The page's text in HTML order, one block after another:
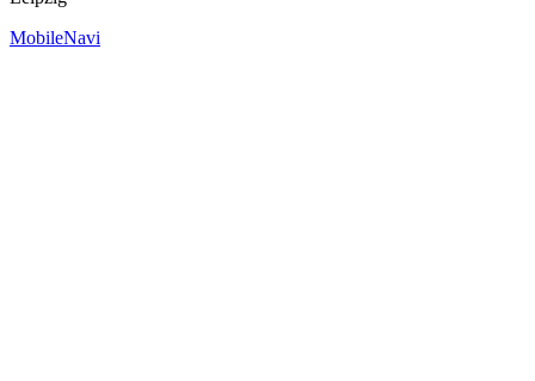
MobileNavi